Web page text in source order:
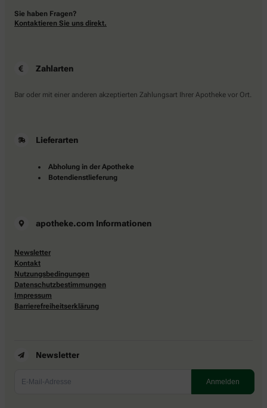
Sie haben Fragen?
Kontaktieren Sie uns direkt.
Zahlarten
Bar oder mit einer anderen akzeptierten Zahlungsart Ihrer Apotheke vor Ort.
Lieferarten
Abholung in der Apotheke
Botendienstlieferung
apotheke.com Informationen
Newsletter
Kontakt
Nutzungsbedingungen
Datenschutzbestimmungen
Impressum
Barrierefreiheitserklärung
Newsletter